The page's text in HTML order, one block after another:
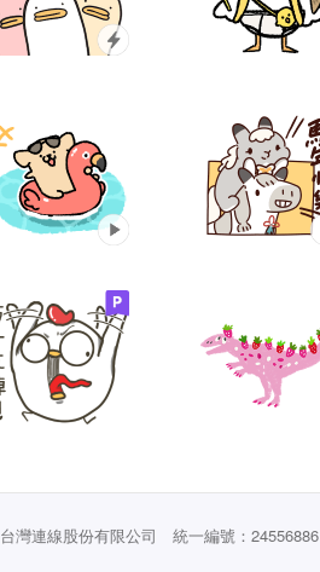
台灣連線股份有限公司 統一編號：24556886